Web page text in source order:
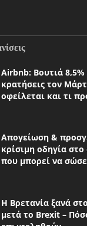
Airbnb: Βουτιά 8,5%
κρατήσεις τον
οφείλεται και τι
Απογείωση &
κρίσιμη οδηγία
που μπορεί να
Η Βρετανία ξανά
μετά το Brexit –